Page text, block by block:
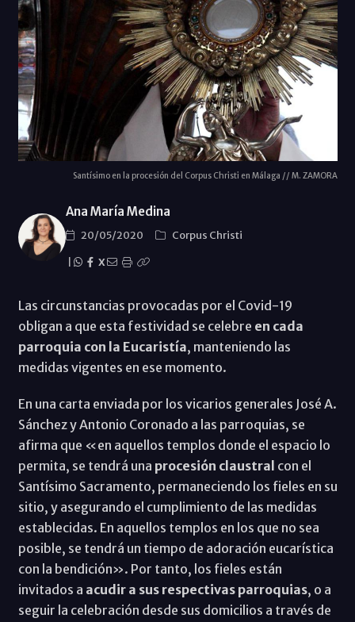
Santísimo en la procesión del Corpus Christi en Málaga // M. ZAMORA
Ana María Medina
20/05/2020
Corpus Christi
X
Las circunstancias provocadas por el Covid-19
obligan a que esta festividad se celebre en cada
parroquia con la Eucaristía, manteniendo las
medidas vigentes en ese momento.
En una carta enviada por los vicarios generales José A.
Sánchez y Antonio Coronado a las parroquias, se
afirma que «en aquellos templos donde el espacio lo
permita, se tendrá una procesión claustral con el
Santísimo Sacramento, permaneciendo los fieles en su
sitio, y asegurando el cumplimiento de las medidas
establecidas. En aquellos templos en los que no sea
posible, se tendrá un tiempo de adoración eucarística
con la bendición». Por tanto, los fieles están
invitados a acudir a sus respectivas parroquias, o a
seguir la celebración desde sus domicilios a través de